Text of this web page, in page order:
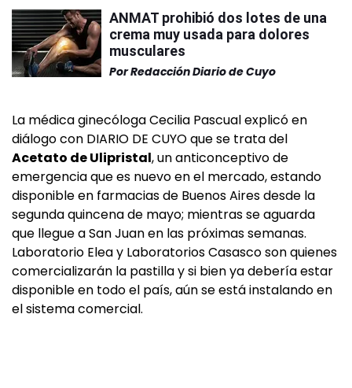
ANMAT prohibió dos lotes de una
crema muy usada para dolores
musculares
PorRedacción Diario de Cuyo
La médica ginecóloga Cecilia Pascual explicó en
diálogo con DIARIO DE CUYO que se trata del
Acetato de Ulipristal, un anticonceptivo de
emergencia que es nuevo en el mercado, estando
disponible en farmacias de Buenos Aires desde la
segunda quincena de mayo; mientras se aguarda
que llegue a San Juan en las próximas semanas.
Laboratorio Elea y Laboratorios Casasco son quienes
comercializarán la pastilla y si bien ya debería estar
disponible en todo el país, aún se está instalando en
el sistema comercial.